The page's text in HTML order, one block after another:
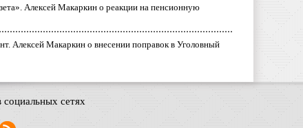
Алексей Макаркин о реакции на пенсионную
Алексей Макаркин о внесении поправок в Уголовный
сетях